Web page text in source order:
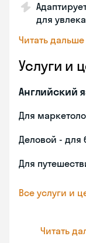
для
Читать дальше
Услуги и
Английский
Для
Деловой - для
Для
Все услуги и
Читать